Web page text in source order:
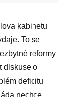
kabinetu
To se
reformy
diskuse o
deficitu
nechce